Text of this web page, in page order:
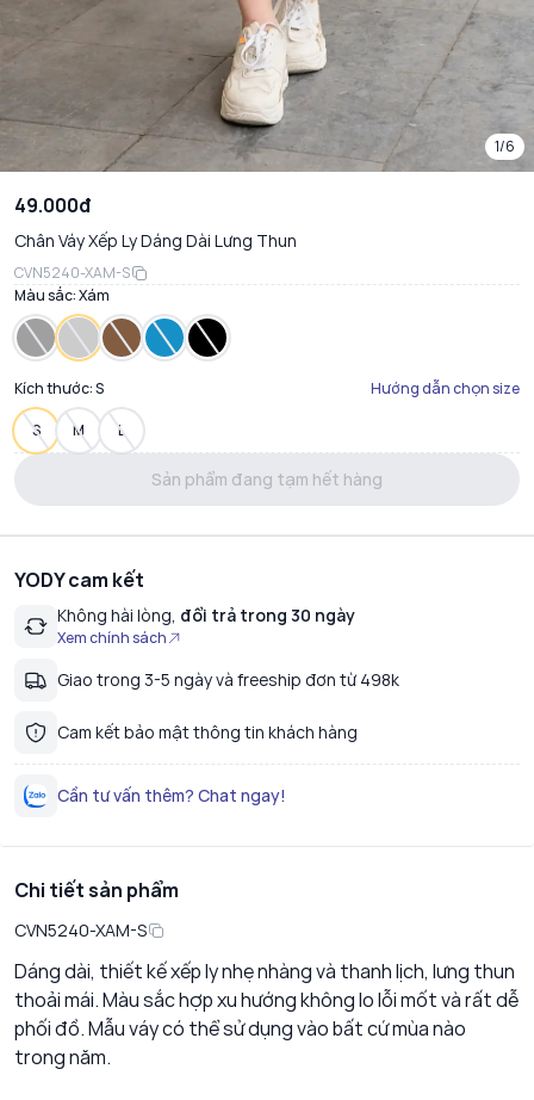
1/6
49.000đ
Chân Váy Xếp Ly Dáng Dài Lưng Thun
CVN5240-XAM-S
Màu sắc:Xám
Kích thước:S Hướng dẫn chọn size
S M L
Sản phẩm đang tạm hết hàng
YODY cam kết
Không hài lòng, đổi trả trong 30 ngày
Xem chính sách
Giao trong 3-5 ngày và freeship đơn từ 498k
Cam kết bảo mật thông tin khách hàng
Cần tư vấn thêm? Chat ngay!
Chi tiết sản phẩm
CVN5240-XAM-S
Dáng dài, thiết kế xếp ly nhẹ nhàng và thanh lịch, lưng thun
thoải mái. Màu sắc hợp xu hướng không lo lỗi mốt và rất dễ
phối đồ. Mẫu váy có thể sử dụng vào bất cứ mùa nào
trong năm.